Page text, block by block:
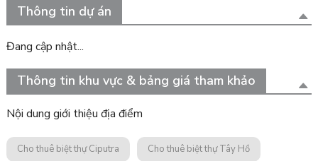
Thông tin dự án
Đang cập nhật...
Thông tin khu vực & bảng giá tham khảo
Nội dung giới thiệu địa điểm
Cho thuê biệt thự Ciputra Cho thuê biệt thự Tây Hồ